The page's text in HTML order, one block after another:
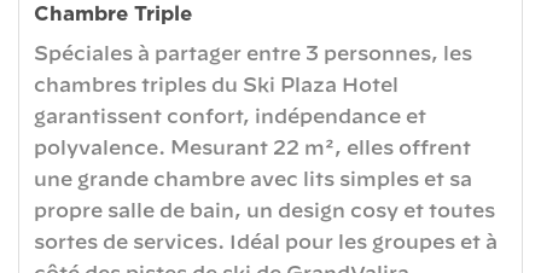
Chambre Triple
Spéciales à partager entre 3 personnes, les
chambres triples du Ski Plaza Hotel
garantissent confort, indépendance et
polyvalence. Mesurant 22 m², elles offrent
une grande chambre avec lits simples et sa
propre salle de bain, un design cosy et toutes
sortes de services. Idéal pour les groupes et à